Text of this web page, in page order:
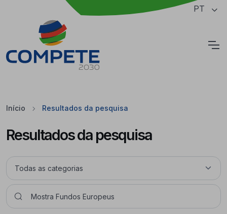
Saltar para o conteúdo principal da página PT
Início Resultados da pesquisa
Resultados da pesquisa